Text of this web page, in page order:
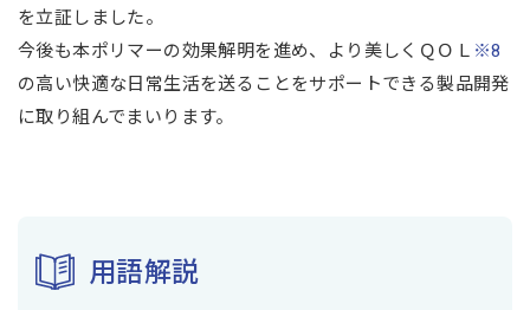
を立証しました。
今後も本ポリマーの効果解明を進め、より美しくＱＯＬ ※8
の高い快適な日常生活を送ることをサポートできる製品開発
に取り組んでまいります。
用語解説